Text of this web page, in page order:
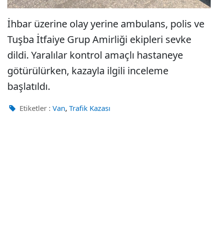
İhbar üzerine olay yerine ambulans, polis ve
Tuşba İtfaiye Grup Amirliği ekipleri sevke
dildi. Yaralılar kontrol amaçlı hastaneye
götürülürken, kazayla ilgili inceleme
başlatıldı.
Etiketler : Van, Trafik Kazası